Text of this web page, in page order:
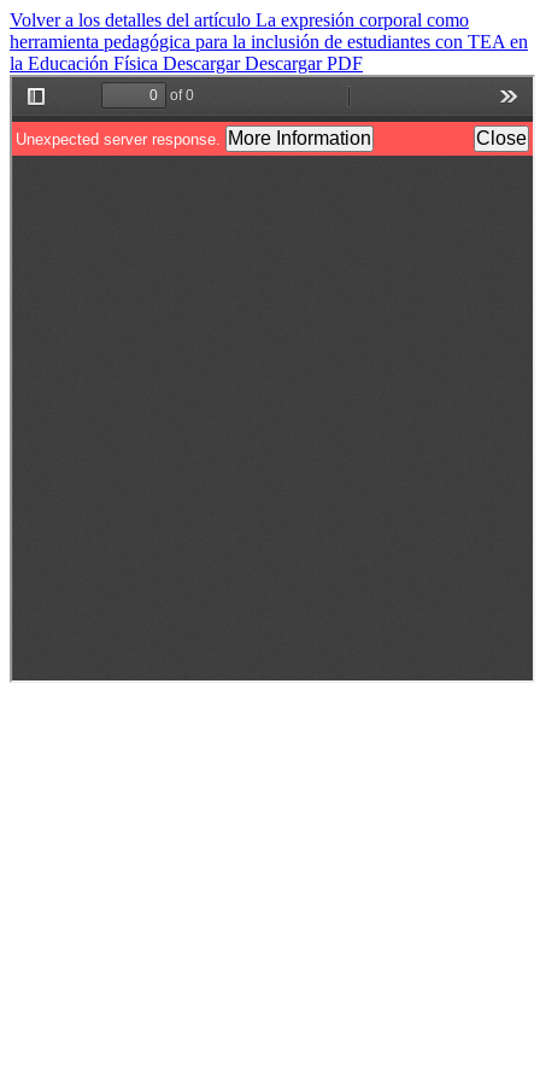
Volver a los detalles del artículo La expresión corporal como
herramienta pedagógica para la inclusión de estudiantes con TEA en
la Educación Física DescargarDescargar PDF